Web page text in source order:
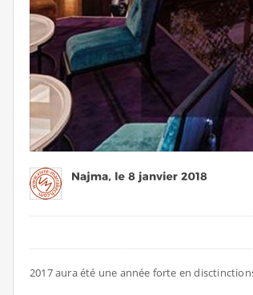
2017 aura été une année forte en